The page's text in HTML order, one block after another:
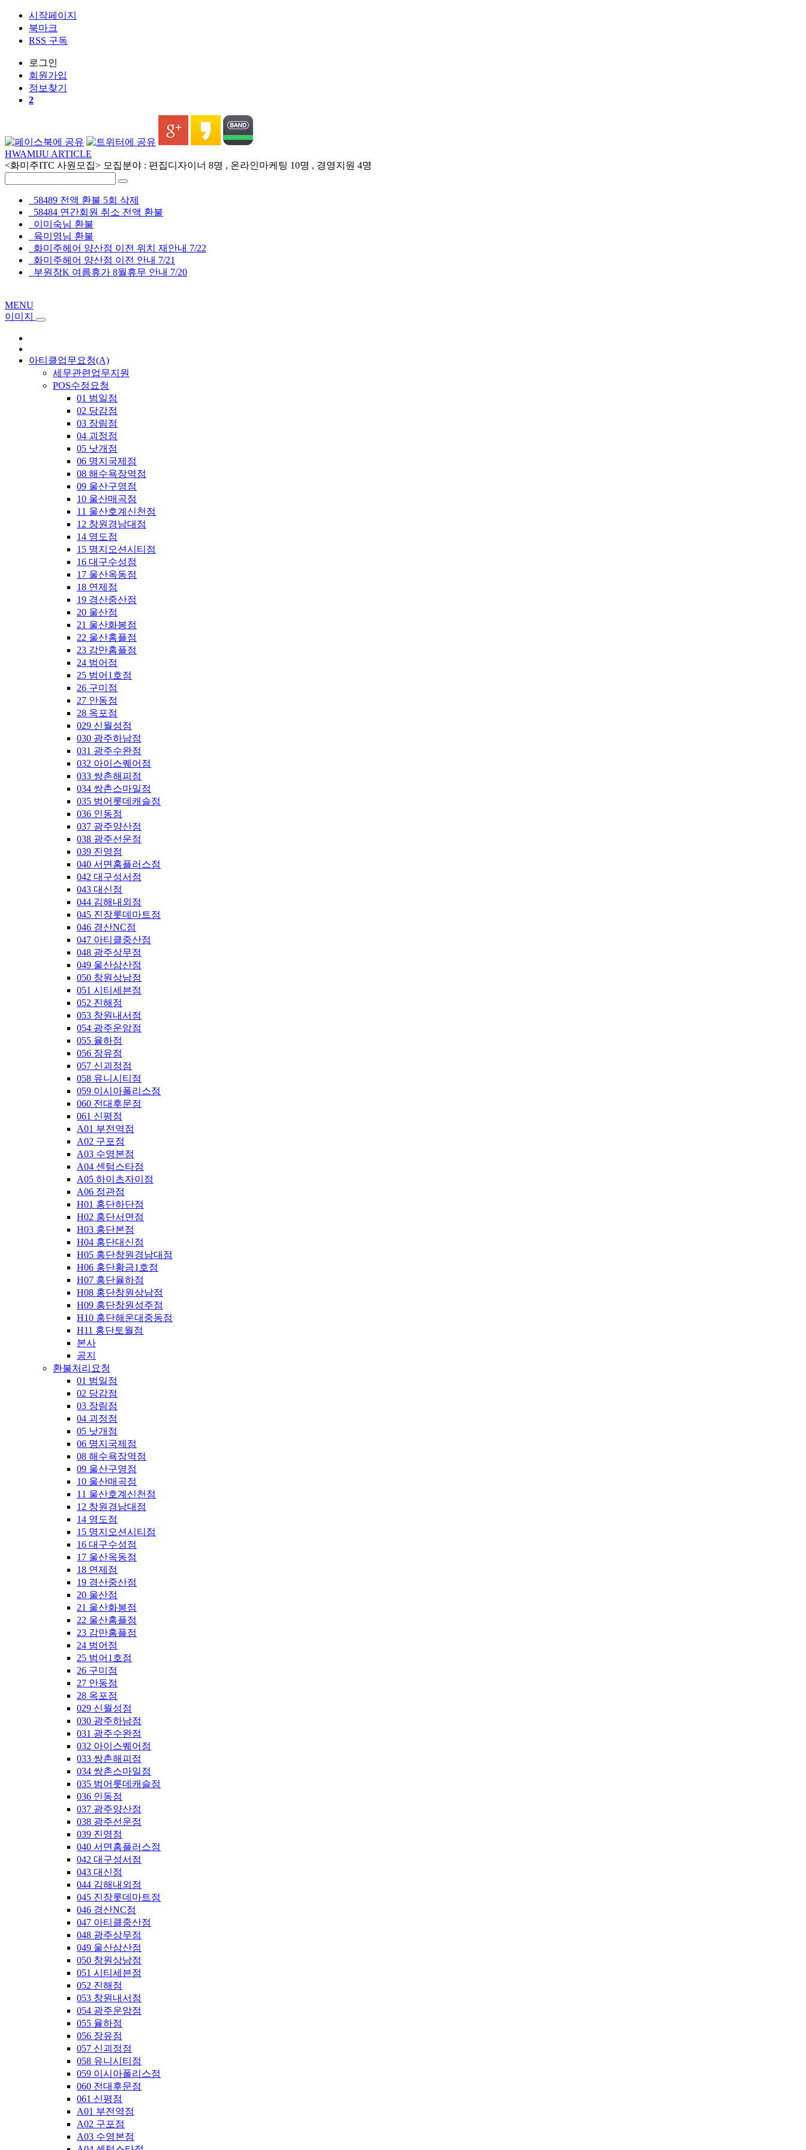
시작페이지
북마크
RSS 구독
로그인
회원 가입
정보찾기
2
HWAMIJU ARTICLE
<화미주ITC 사원모집> 모집분야 : 편집디자이너 8명 , 온라인마케팅 10명 , 경영지원 4명
58489 전액 환불 5회 삭제
58484 연간회원 취소 전액 환불
이미숙님 환불
육미영님 환불
화미주헤어 양산점 이전 위치 재안내 7/22
화미주헤어 양산점 이전 안내 7/21
부원장K 여름휴가 8월휴무 안내 7/20
MENU
이미지
아티클업무요청(A)
세무관련업무지원
POS수정요청
01 범일점
02 당감점
03 장림점
04 괴정점
05 낫개점
06 명지국제점
08 해수욕장역점
09 울산구영점
10 울산매곡점
11 울산호계신천점
12 창원경남대점
14 영도점
15 명지오션시티점
16 대구수성점
17 울산옥동점
18 연제점
19 경산중산점
20 울산점
21 울산화봉점
22 울산홈플점
23 감만홈플점
24 범어점
25 범어1호점
26 구미점
27 안동점
28 옥포점
029 신월성점
030 광주하남점
031 광주수완점
032 아이스퀘어점
033 쌍촌해피점
034 쌍촌스마일점
035 범어롯데캐슬점
036 인동점
037 광주양산점
038 광주선운점
039 진영점
040 서면홈플러스점
042 대구성서점
043 대신점
044 김해내외점
045 진장롯데마트점
046 경산NC점
047 아티클중산점
048 광주상무점
049 울산삼산점
050 창원상남점
051 시티세븐점
052 진해점
053 창원내서점
054 광주운암점
055 율하점
056 장유점
057 신괴정점
058 유니시티점
059 이시아폴리스점
060 전대후문점
061 신평점
A01 부전역점
A02 구포점
A03 수영본점
A04 센텀스타점
A05 하이츠자이점
A06 정관점
H01 홍단하단점
H02 홍단서면점
H03 홍단본점
H04 홍단대신점
H05 홍단창원경남대점
H06 홍단황금1호점
H07 홍단율하점
H08 홍단창원상남점
H09 홍단창원성주점
H10 홍단해운대중동점
H11 홍단토월점
본사
공지
환불처리요청
01 범일점
02 당감점
03 장림점
04 괴정점
05 낫개점
06 명지국제점
08 해수욕장역점
09 울산구영점
10 울산매곡점
11 울산호계신천점
12 창원경남대점
14 영도점
15 명지오션시티점
16 대구수성점
17 울산옥동점
18 연제점
19 경산중산점
20 울산점
21 울산화봉점
22 울산홈플점
23 감만홈플점
24 범어점
25 범어1호점
26 구미점
27 안동점
28 옥포점
029 신월성점
030 광주하남점
031 광주수완점
032 아이스퀘어점
033 쌍촌해피점
034 쌍촌스마일점
035 범어롯데캐슬점
036 인동점
037 광주양산점
038 광주선운점
039 진영점
040 서면홈플러스점
042 대구성서점
043 대신점
044 김해내외점
045 진장롯데마트점
046 경산NC점
047 아티클중산점
048 광주상무점
049 울산삼산점
050 창원상남점
051 시티세븐점
052 진해점
053 창원내서점
054 광주운암점
055 율하점
056 장유점
057 신괴정점
058 유니시티점
059 이시아폴리스점
060 전대후문점
061 신평점
A01 부전역점
A02 구포점
A03 수영본점